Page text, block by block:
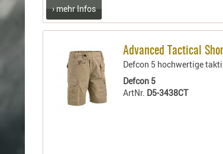
› mehr Infos
Advanced Tactical
Defcon 5 hochwertige
Defcon 5
ArtNr. D5-3438CT